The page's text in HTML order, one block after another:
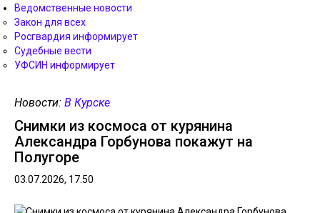
Ведомственные новости
Закон для всех
Росгвардия информирует
Судебные вести
УФСИН информирует
Новости: В Курске
Снимки из космоса от курянина
Александра Горбунова покажут на
Полугоре
03.07.2026, 17.50